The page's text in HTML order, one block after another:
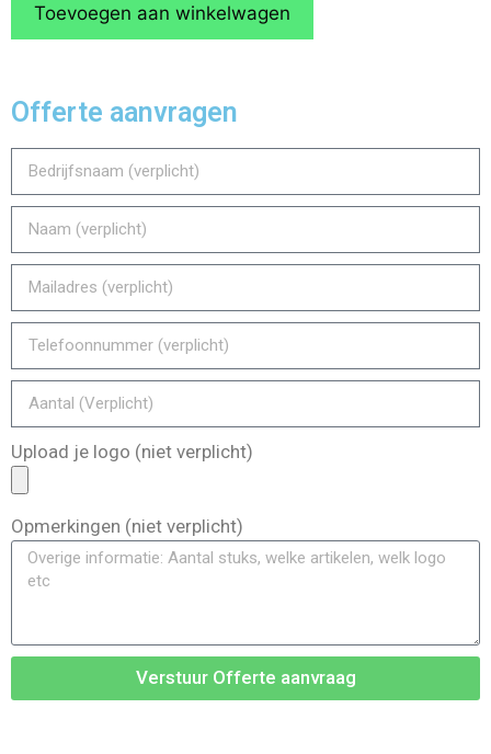
Toevoegen aan winkelwagen
Offerte aanvragen
Upload je logo (niet verplicht)
Opmerkingen (niet verplicht)
Verstuur Offerte aanvraag